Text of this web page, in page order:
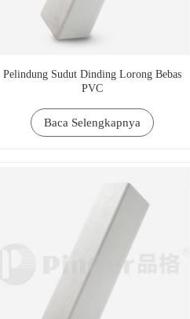
Pelindung Sudut Dinding Lorong Bebas
PVC
Baca Selengkapnya